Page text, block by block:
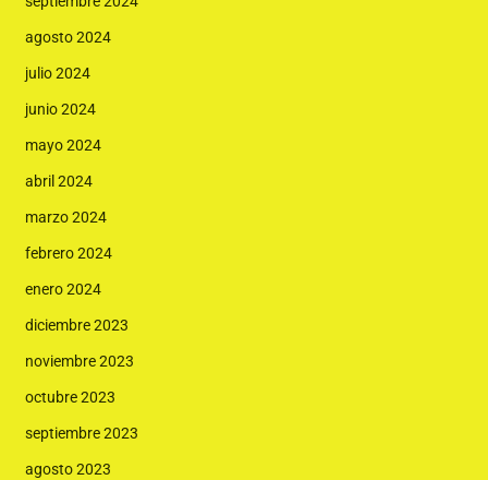
agosto 2024
julio 2024
junio 2024
mayo 2024
abril 2024
marzo 2024
febrero 2024
enero 2024
diciembre 2023
noviembre 2023
octubre 2023
septiembre 2023
agosto 2023